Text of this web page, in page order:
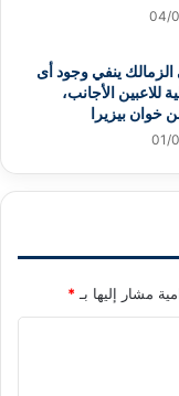
04/
ينفي وجود أى
للاعبين الأجانب،
خوان بيزيرا
01/
مشار إليها بـ *